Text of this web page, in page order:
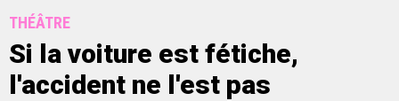
THÉÂTRE
Si la voiture est fétiche,
l'accident ne l'est pas